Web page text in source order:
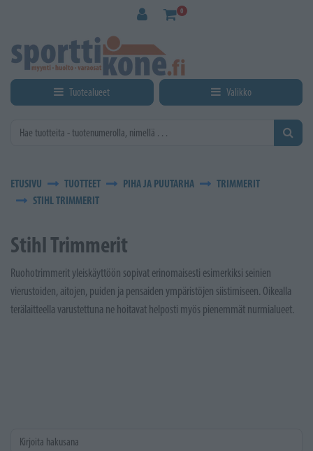
0
Tuotealueet Valikko
ETUSIVU TUOTTEET PIHA JA PUUTARHA
TRIMMERIT
STIHL TRIMMERIT
Stihl Trimmerit
Ruohotrimmerit yleiskäyttöön sopivat erinomaisesti esimerkiksi seinien
vierustoiden, aitojen, puiden ja pensaiden ympäristöjen siistimiseen. Oikealla
terälaitteella varustettuna ne hoitavat helposti myös pienemmät nurmialueet.
Kirjoita hakusana